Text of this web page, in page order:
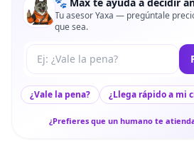
Tu asesor Yaxa — pregúntale
que sea.
Tu pregunta a Max
¿Vale la pena? ¿Llega rápido a mi
¿Prefieres que un humano te